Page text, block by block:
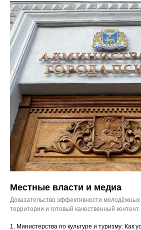
Местные власти и медиа
Доказательство эффективности молодёжных
территории и готовый качественный контент.
1. Министерства по культуре и туризму: Как